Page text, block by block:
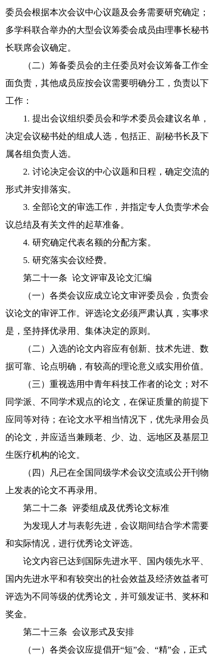
委员会根据本次会议中心议题及会务需要研究确定；
多学科联合举办的大型会议筹委会成员由理事长秘书
长联席会议确定。
（二）筹备委员会的主任委员对会议筹备工作全
面负责，其他成员应按会议需要明确分工，负责以下
工作：
1. 提出会议组织委员会和学术委员会建议名单，
决定会议秘书处的组成人选，包括正、副秘书长及下
属各组负责人选。
2. 讨论决定会议的中心议题和日程，确定交流的
形式并安排落实。
3. 全部论文的审选工作，并指定专人负责学术会
议总结及有关文件的起草准备。
4. 研究确定代表名额的分配方案。
5. 研究落实会议经费。
第二十一条 论文评审及论文汇编
（一）各类会议应成立论文审评委员会，负责会
议论文的审评工作。评选论文必须严肃认真，实事求
是，坚持择优录用、集体决定的原则。
（二）入选的论文内容应有创新、技术先进、数
据可靠、论点明确，有较高的理论意义或实用价值。
（三）重视选用中青年科技工作者的论文；对不
同学派、不同学术观点的论文，在保证质量的前提下
应同等对待；在论文水平相当情况下，优先录用会员
的论文，并应适当兼顾老、少、边、远地区及基层卫
生医疗机构的论文。
（四）凡已在全国同级学术会议交流或公开刊物
上发表的论文不再录用。
第二十二条 评委组成及优秀论文标准
为发现人才与表彰先进，会议期间结合学术需要
和实际情况，进行优秀论文评选。
论文内容已达到国际先进水平、国内领先水平、
国内先进水平和有较突出的社会效益及经济效益者可
评选为不同等级的优秀论文，并可颁发证书、奖杯和
奖金。
第二十三条 会议形式及安排
（一）各类会议应提倡开“短”会、“精”会，正式